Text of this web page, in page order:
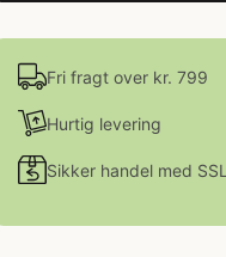
Fri fragt over kr. 799
Hurtig levering
Sikker handel med SSL